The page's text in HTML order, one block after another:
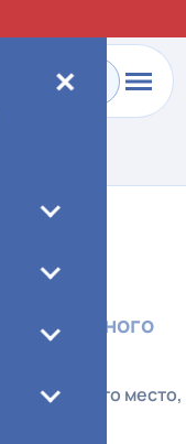
✕
до точного
ЦАОП - это место,